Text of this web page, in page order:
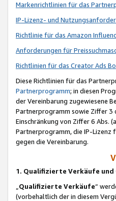
Markenrichtlinien für das
IP-Lizenz- und
Richtlinie für das Amazon
Anforderungen für
Richtlinien für das Creator Ads
Diese Richtlinien für das
Partnerprogramm; in diesen
der Vereinbarung zugewiesene
Partnerprogramm sowie Ziffer 3
Einschränkung von Ziffer 6 Abs.
Partnerprogramm, die IP-Lizenz
gegen die Vereinbarung.
1. Qualifizierte Verkäufe
Qualifizierte Verkäufe“
(vorbehaltlich der in diesem